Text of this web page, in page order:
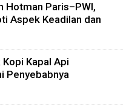
Hotman Paris–PWI,
Aspek Keadilan dan
Kapal Api
Penyebabnya